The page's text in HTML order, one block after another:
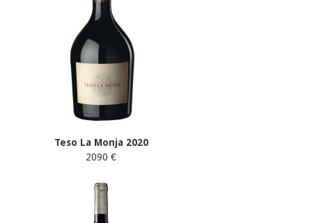
Teso La Monja 2020
2090 €